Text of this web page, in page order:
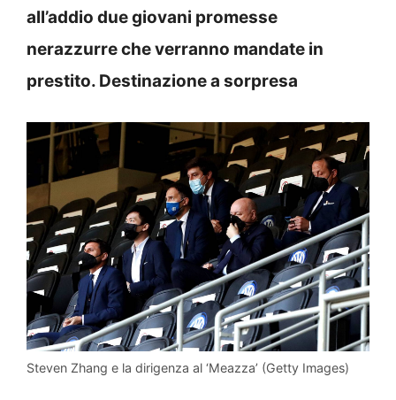
all’addio due giovani promesse
nerazzurre che verranno mandate in
prestito. Destinazione a sorpresa
Steven Zhang e la dirigenza al ‘Meazza’ (Getty Images)